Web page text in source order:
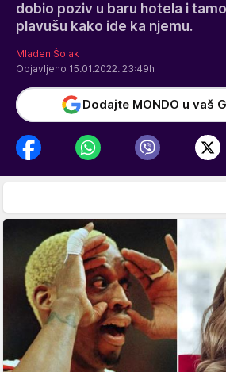
dobio poziv u baru hotela i
plavušu kako ide ka njemu.
Mladen Šolak
Objavljeno 15.01.2022. 23:49h
Dodajte MONDO u vaš